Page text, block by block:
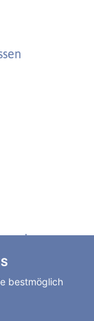
ein
bestmöglich